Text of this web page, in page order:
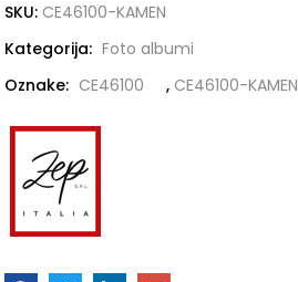
SKU: CE46100-KAMEN
Kategorija: Foto albumi
Oznake: CE46100 , CE46100-KAMEN